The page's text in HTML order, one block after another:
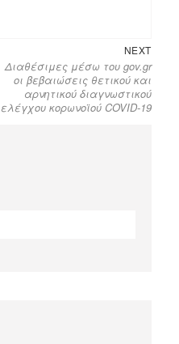
NEXT
Διαθέσιμες μέσω του gov.gr
οι βεβαιώσεις θετικού και
αρνητικού διαγνωστικού
ελέγχου κορωνοϊού COVID-19